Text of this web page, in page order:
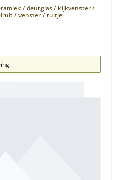
/ deurglas / kijkvenster /
/ venster / ruitje